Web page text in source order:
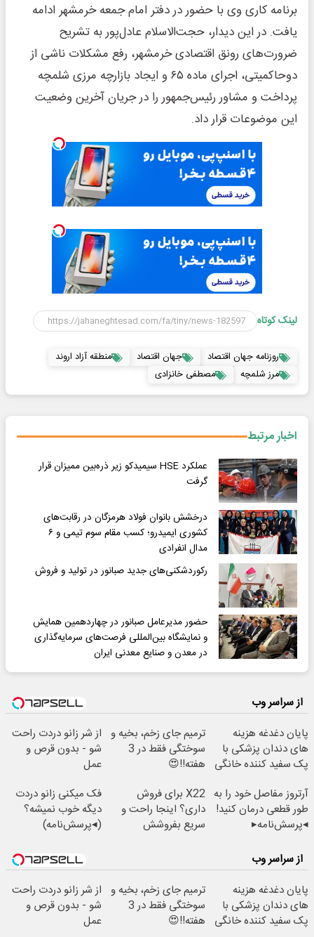
برنامه کاری وی با حضور در دفتر امام جمعه خرمشهر ادامه
یافت. در این دیدار، حجت‌الاسلام عادل‌پور به تشریح
ضرورت‌های رونق اقتصادی خرمشهر، رفع مشکلات ناشی از
دوحاکمیتی، اجرای ماده ۶۵ و ایجاد بازارچه مرزی شلمچه
پرداخت و مشاور رئیس‌جمهور را در جریان آخرین وضعیت
این موضوعات قرار داد.
لینک کوتاه
روزنامه جهان اقتصاد جهان اقتصاد
منطقه آزاد اروند
مرز شلمچه
مصطفی خانزادی
اخبار مرتبط
عملکرد HSE سیمیدکو زیر ذره‌بین ممیزان قرار
گرفت
درخشش بانوان فولاد هرمزگان در رقابت‌های
کشوری ایمیدرو؛ کسب مقام سوم تیمی و ۶
مدال انفرادی
رکوردشکنی‌های جدید صبانور در تولید و فروش
حضور مدیرعامل صبانور در چهاردهمین همایش
و نمایشگاه بین‌المللی فرصت‌های سرمایه‌گذاری
در معدن و صنایع معدنی ایران
از سراسر وب
پایان دغدغه هزینه
های دندان پزشکی با
پک سفید کننده خانگی
ترمیم جای زخم، بخیه و
سوختگی فقط در 3
هفته!!😍
از شر زانو دردت راحت
شو - بدون قرص و
عمل
آرتروز مفاصل خود را به
طور قطعی درمان کنید!
◂پرسش‌نامه▸
X22 برای فروش
داری؟ اینجا راحت و
سریع بفروشش
فک میکنی زانو دردت
دیگه خوب نمیشه؟
(◂پرسش‌نامه)
از سراسر وب
پایان دغدغه هزینه
های دندان پزشکی با
پک سفید کننده خانگی
ترمیم جای زخم، بخیه و
سوختگی فقط در 3
هفته!!😍
از شر زانو دردت راحت
شو - بدون قرص و
عمل